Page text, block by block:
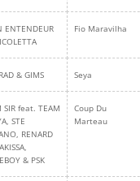
ENTENDEUR
Fio Maravilha
& GIMS Seya
SIR feat. TEAM
STE
RENARD
& PSK
Coup Du
Marteau